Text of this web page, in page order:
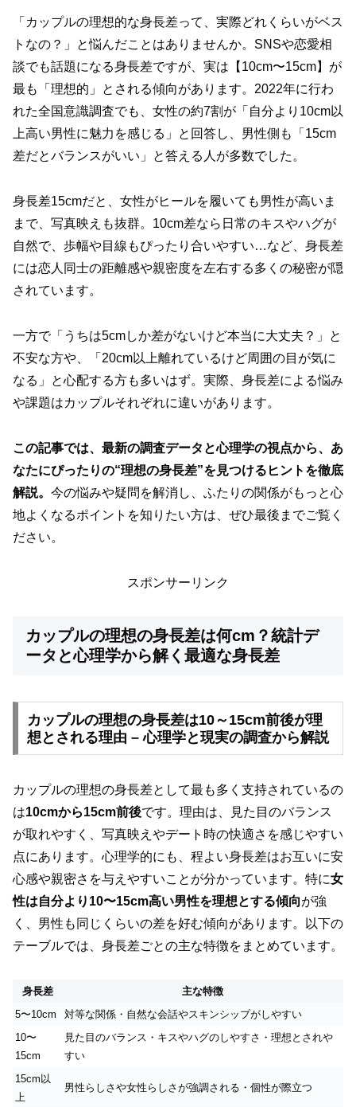
「カップルの理想的な身長差って、実際どれくらいがベス
トなの？」と悩んだことはありませんか。SNSや恋愛相
談でも話題になる身長差ですが、実は【10cm〜15cm】が
最も「理想的」とされる傾向があります。2022年に行わ
れた全国意識調査でも、女性の約7割が「自分より10cm以
上高い男性に魅力を感じる」と回答し、男性側も「15cm
差だとバランスがいい」と答える人が多数でした。
身長差15cmだと、女性がヒールを履いても男性が高いま
まで、写真映えも抜群。10cm差なら日常のキスやハグが
自然で、歩幅や目線もぴったり合いやすい…など、身長差
には恋人同士の距離感や親密度を左右する多くの秘密が隠
されています。
一方で「うちは5cmしか差がないけど本当に大丈夫？」と
不安な方や、「20cm以上離れているけど周囲の目が気に
なる」と心配する方も多いはず。実際、身長差による悩み
や課題はカップルそれぞれに違いがあります。
この記事では、最新の調査データと心理学の視点から、あ
なたにぴったりの“理想の身長差”を見つけるヒントを徹底
解説。 今の悩みや疑問を解消し、ふたりの関係がもっと心
地よくなるポイントを知りたい方は、ぜひ最後までご覧く
ださい。
スポンサーリンク
カップルの理想の身長差は何cm？統計デ
ータと心理学から解く最適な身長差
カップルの理想の身長差は10～15cm前後が理
想とされる理由 – 心理学と現実の調査から解説
カップルの理想の身長差として最も多く支持されているの
は10cmから15cm前後です。理由は、見た目のバランス
が取れやすく、写真映えやデート時の快適さを感じやすい
点にあります。心理学的にも、程よい身長差はお互いに安
心感や親密さを与えやすいことが分かっています。特に女
性は自分より10〜15cm高い男性を理想とする傾向が強
く、男性も同じくらいの差を好む傾向があります。以下の
テーブルでは、身長差ごとの主な特徴をまとめています。
身長差
主な特徴
5〜10cm
対等な関係・自然な会話やスキンシップがしやすい
10〜
15cm
見た目のバランス・キスやハグのしやすさ・理想とされや
すい
15cm以
上
男性らしさや女性らしさが強調される・個性が際立つ